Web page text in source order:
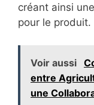
créant ainsi
pour le produit.
Voir aussi
entre
une